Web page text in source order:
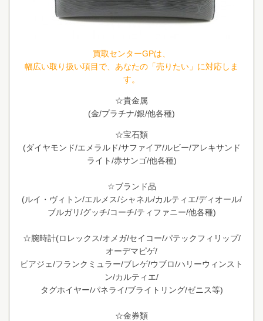
買取センターGPは、
幅広い取り扱い項目で、あなたの「売りたい」に対応しま
す。
☆貴金属
(金/プラチナ/銀/他各種)
☆宝石類
(ダイヤモンド/エメラルド/サファイア/ルビー/アレキサンド
ライト/赤サンゴ/他各種)
☆ブランド品
(ルイ・ヴィトン/エルメス/シャネル/カルティエ/ディオール/
ブルガリ/グッチ/コーチ/ティファニー/他各種)
☆腕時計(ロレックス/オメガ/セイコー/パテックフィリップ/
オーデマピゲ/
ピアジェ/フランクミュラー/ブレゲ/ウブロ/ハリーウィンスト
ン/カルティエ/
タグホイヤー/パネライ/ブライトリング/ゼニス等)
☆金券類